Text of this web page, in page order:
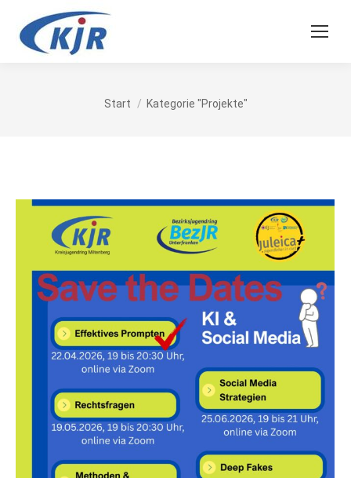
Sie befinden sich hier:
Start Kategorie "Projekte"